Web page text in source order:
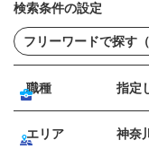
検索条件の設定
職種 指定
エリア 神奈